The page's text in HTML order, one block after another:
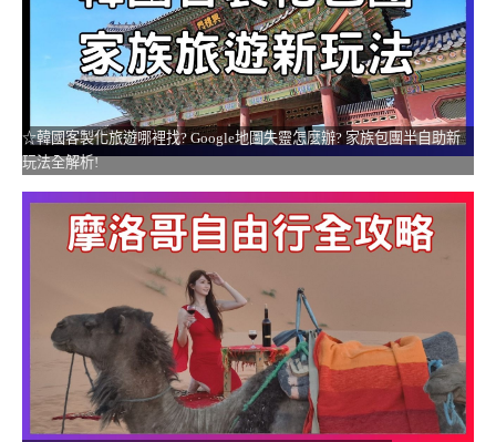
☆韓國客製化旅遊哪裡找? Google地圖失靈怎麼辦? 家族包團半自助新
玩法全解析!